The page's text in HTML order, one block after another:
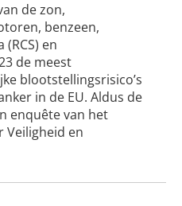
de zon,
benzeen,
en
de meest
blootstellingsrisico’s
in de EU. Aldus de
enquête van het
Veiligheid en